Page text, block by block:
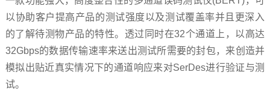
以协助客户提高产品的测试强度以及测试覆盖率并且更深入
的了解待测物产品的特性。透过同时在32个通道上，以高达
32Gbps的数据传输速率来送出测试所需要的封包，来创造并
模拟出贴近真实情况下的通道响应来对SerDes进行验证与测
试。